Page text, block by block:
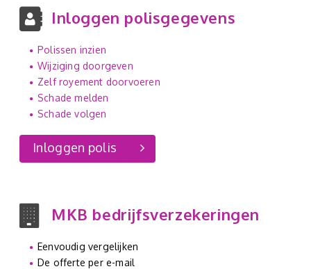
Inloggen polisgegevens
Polissen inzien
Wijziging doorgeven
Zelf royement doorvoeren
Schade melden
Schade volgen
Inloggen polis
MKB bedrijfsverzekeringen
Eenvoudig vergelijken
De offerte per e-mail